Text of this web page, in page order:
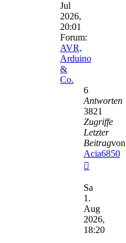
Jul
2026,
20:01
Forum:
AVR,
Arduino
&
Co.
6
Antworten
3821
Zugriffe
Letzter
Beitragvon
Acia6850
Beitrag
Sa
1.
Aug
2026,
18:20